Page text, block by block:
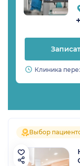
Клиника
Выбор